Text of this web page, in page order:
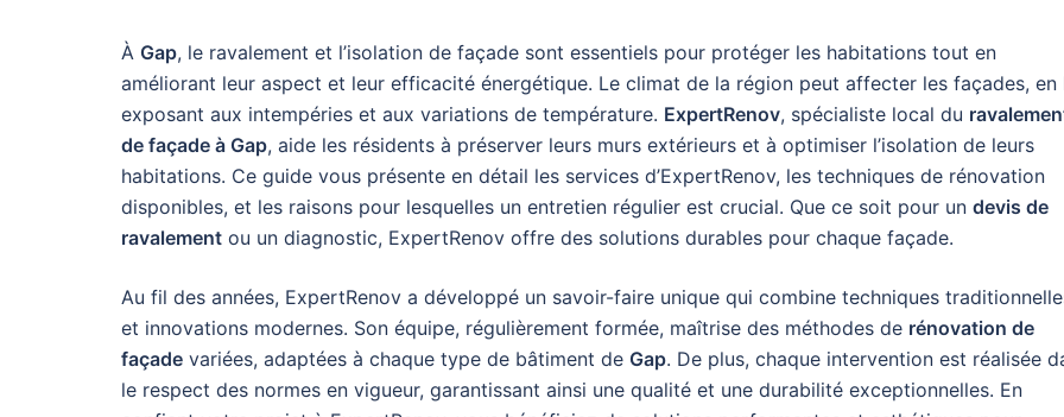
À Gap, le ravalement et l’isolation de façade sont essentiels pour protéger les habitations tout en
améliorant leur aspect et leur efficacité énergétique. Le climat de la région peut affecter les façades, en
exposant aux intempéries et aux variations de température. ExpertRenov, spécialiste local du
de façade à Gap, aide les résidents à préserver leurs murs extérieurs et à optimiser l’isolation de leurs
habitations. Ce guide vous présente en détail les services d’ExpertRenov, les techniques de rénovation
disponibles, et les raisons pour lesquelles un entretien régulier est crucial. Que ce soit pour un devis de
ravalement ou un diagnostic, ExpertRenov offre des solutions durables pour chaque façade.
Au fil des années, ExpertRenov a développé un savoir-faire unique qui combine techniques
et innovations modernes. Son équipe, régulièrement formée, maîtrise des méthodes de rénovation de
façade variées, adaptées à chaque type de bâtiment de Gap. De plus, chaque intervention est réalisée
le respect des normes en vigueur, garantissant ainsi une qualité et une durabilité exceptionnelles. En